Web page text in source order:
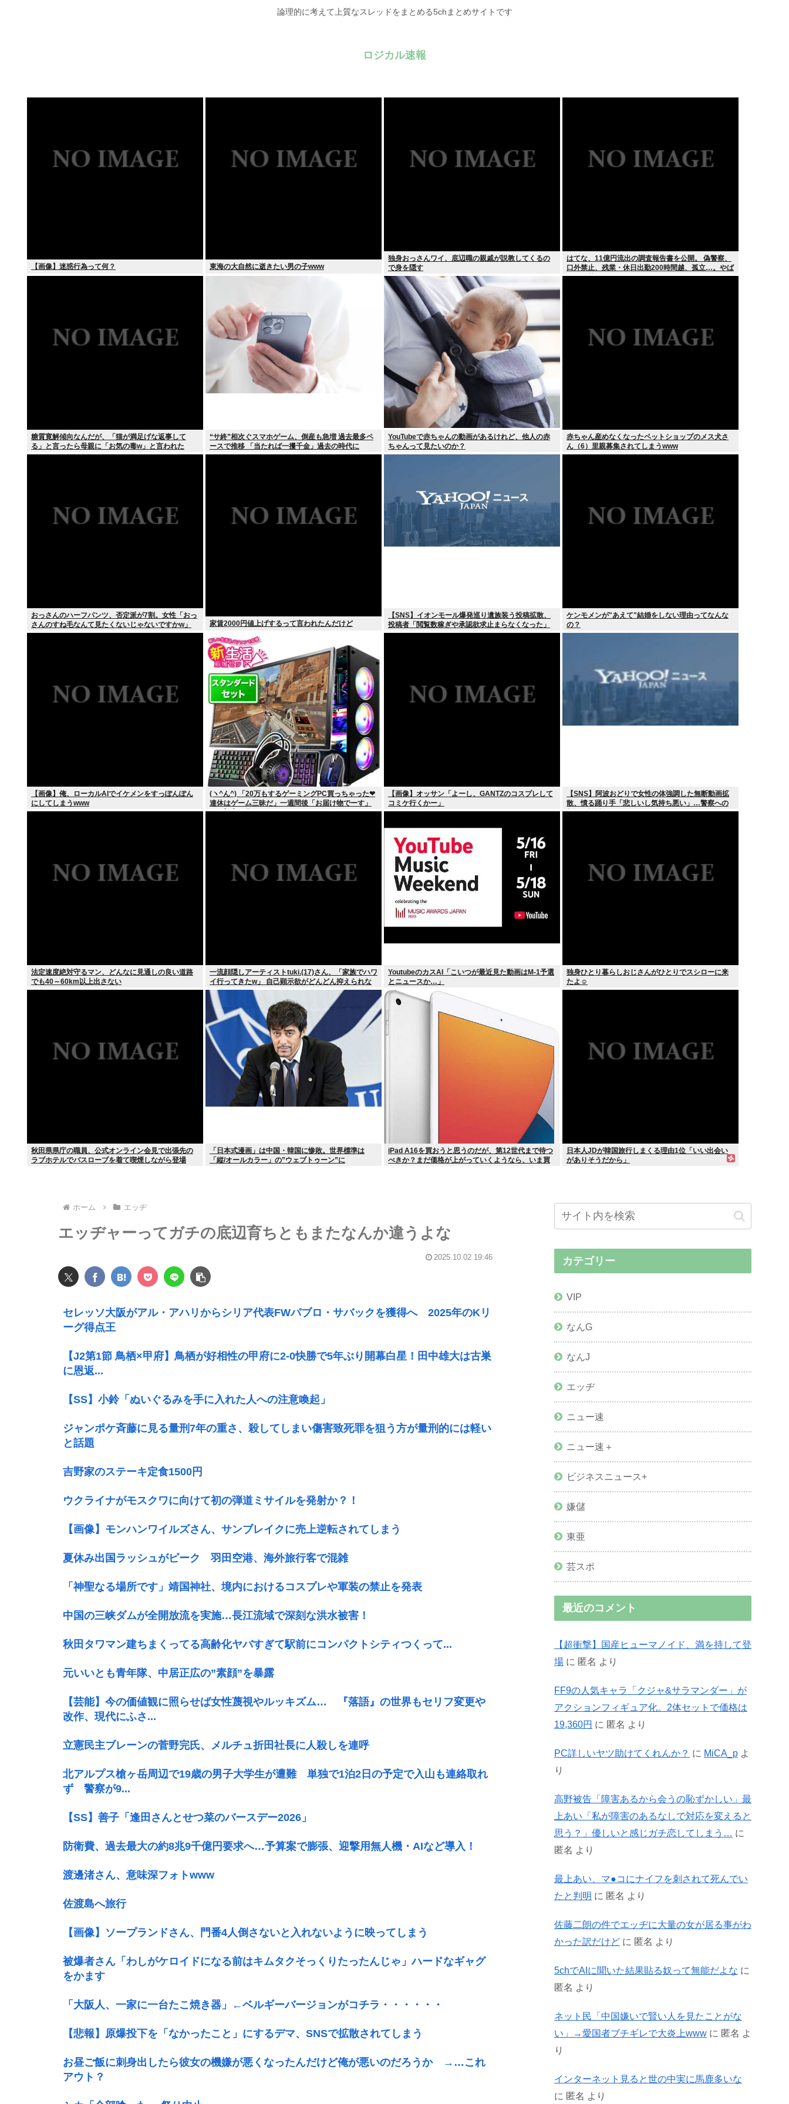
論理的に考えて上質なスレッドをまとめる5chまとめサイトです
ロジカル速報
【画像】迷惑行為って何？ 東海の大自然に逝きたい男の子www
独身おっさんワイ、底辺職の親戚が説教してくるの
で身を隠す
はてな、11億円流出の調査報告書を公開。 偽警察、
口外禁止、残業・休日出勤200時間越、孤立…。やば
すぎて草はえる
糖質寛解傾向なんだが、「猫が満足げな返事して
る」と言ったら母親に「お気の毒w」と言われた
“サ終”相次ぐスマホゲーム、倒産も急増 過去最多ペ
ースで推移 「当たれば一攫千金」過去の時代に
YouTubeで赤ちゃんの動画があるけれど、他人の赤
ちゃんって見たいのか？
赤ちゃん産めなくなったペットショップのメス犬さ
ん（6）里親募集されてしまうwww
おっさんのハーフパンツ、否定派が7割。女性「おっ
さんのすね毛なんて見たくないじゃないですかw」
家賃2000円値上げするって言われたんだけど
【SNS】イオンモール爆発巡り遺族装う投稿拡散、
投稿者「閲覧数稼ぎや承認欲求止まらなくなった」
ケンモメンが"あえて"結婚をしない理由ってなんな
の？
【画像】俺、ローカルAIでイケメンをすっぽんぽん
にしてしまうwww
(ヽ^ん^) 「20万もするゲーミングPC買っちゃった❤
連休はゲーム三昧だ」一週間後「お届け物でーす」
（ヽ´ん`）「そう…」
【画像】オッサン「よーし、GANTZのコスプレして
コミケ行くかー」
【SNS】阿波おどりで女性の体強調した無断動画拡
散、憤る踊り手「悲しいし気持ち悪い」…警察への
相談も検討
法定速度絶対守るマン、どんなに見通しの良い道路
でも40～60km以上出さない
一流顔隠しアーティストtuki.(17)さん、「家族でハワ
イ行ってきたw」 自己顕示欲がどんどん抑えられな
くなる
YoutubeのカスAI「こいつが最近見た動画はM-1予選
とニュースか…」
独身ひとり暮らしおじさんがひとりでスシローに来
たよ☺
秋田県県庁の職員、公式オンライン会見で出張先の
ラブホテルでバスローブを着て喫煙しながら登場
「日本式漫画」は中国・韓国に惨敗。世界標準は
「縦/オールカラー」の”ウェブトゥーン”に
iPad A16を買おうと思うのだが、第12世代まで待つ
べきか？まだ価格が上がっていくようなら、いま買
日本人JDが韓国旅行しまくる理由1位「いい出会い
がありそうだから」
ホーム エッヂ
エッヂャーってガチの底辺育ちともまたなんか違うよな
2025.10.02 19:46
セレッソ大阪がアル・アハリからシリア代表FWパブロ・サバックを獲得へ 2025年のKリ
ーグ得点王
【J2第1節 鳥栖×甲府】鳥栖が好相性の甲府に2-0快勝で5年ぶり開幕白星！田中雄大は古巣
に恩返...
【SS】小鈴「ぬいぐるみを手に入れた人への注意喚起」
ジャンポケ斉藤に見る量刑7年の重さ、殺してしまい傷害致死罪を狙う方が量刑的には軽い
と話題
吉野家のステーキ定食1500円
ウクライナがモスクワに向けて初の弾道ミサイルを発射か？！
【画像】モンハンワイルズさん、サンブレイクに売上逆転されてしまう
夏休み出国ラッシュがピーク 羽田空港、海外旅行客で混雑
「神聖なる場所です」靖国神社、境内におけるコスプレや軍装の禁止を発表
中国の三峡ダムが全開放流を実施…長江流域で深刻な洪水被害！
秋田タワマン建ちまくってる高齢化ヤバすぎて駅前にコンパクトシティつくって...
元いいとも青年隊、中居正広の”素顔”を暴露
【芸能】今の価値観に照らせば女性蔑視やルッキズム… 『落語』の世界もセリフ変更や
改作、現代にふさ...
立憲民主ブレーンの菅野完氏、メルチュ折田社長に人殺しを連呼
北アルプス槍ヶ岳周辺で19歳の男子大学生が遭難 単独で1泊2日の予定で入山も連絡取れ
ず 警察が9...
【SS】善子「逢田さんとせつ菜のバースデー2026」
防衛費、過去最大の約8兆9千億円要求へ…予算案で膨張、迎撃用無人機・AIなど導入！
渡邊渚さん、意味深フォトwww
佐渡島へ旅行
【画像】ソープランドさん、門番4人倒さないと入れないように映ってしまう
被爆者さん「わしがケロイドになる前はキムタクそっくりたったんじゃ」ハードなギャグ
をかます
「大阪人、一家に一台たこ焼き器」←ベルギーバージョンがコチラ・・・・・・
【悲報】原爆投下を「なかったこと」にするデマ、SNSで拡散されてしまう
お昼ご飯に刺身出したら彼女の機嫌が悪くなったんだけど俺が悪いのだろうか →…これ
アウト？
カテゴリー
VIP
なんG
なんJ
エッヂ
ニュー速
ニュー速＋
ビジネスニュース+
嫌儲
東亜
芸スポ
最近のコメント
【超衝撃】国産ヒューマノイド、満を持して登
場 に 匿名 より
FF9の人気キャラ「クジャ&サラマンダー」が
アクションフィギュア化。2体セットで価格は
19,360円 に 匿名 より
PC詳しいヤツ助けてくれんか？ に MiCA_p よ
り
高野被告「障害あるから会うの恥ずかしい」最
上あい「私が障害のあるなしで対応を変えると
思う？」優しいと感じガチ恋してしまう…
に
匿名 より
最上あい、マ●コにナイフを刺されて死んでい
たと判明 に 匿名 より
佐藤二朗の件でエッヂに大量の女が居る事がわ
かった訳だけど に 匿名 より
5chでAIに聞いた結果貼る奴って無能だよな に
匿名 より
ネット民「中国嫌いで賢い人を見たことがな
い」→愛国者ブチギレで大炎上www に 匿名 よ
り
インターネット見ると世の中実に馬鹿多いな
に 匿名 より